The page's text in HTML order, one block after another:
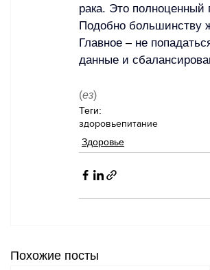
рака. Это полноценный
Подобно большинству
Главное – не
данные и
(ез)
Теги:
здоровьепитание
Здоровье
Похожие посты